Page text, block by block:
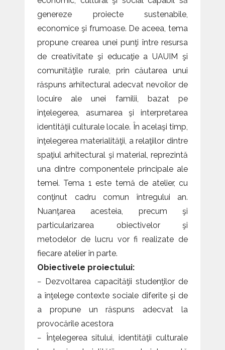
genereze proiecte sustenabile,
economice şi frumoase. De aceea, tema
propune crearea unei punţi între resursa
de creativitate şi educaţie a UAUIM şi
comunităţile rurale, prin căutarea unui
răspuns arhitectural adecvat nevoilor de
locuire ale unei familii, bazat pe
înţelegerea, asumarea şi interpretarea
identităţii culturale locale. În acelaşi timp,
înţelegerea materialităţii, a relaţiilor dintre
spaţiul arhitectural şi material, reprezintă
una dintre componentele principale ale
temei. Tema 1 este temă de atelier, cu
conţinut cadru comun întregului an.
Nuanţarea acesteia, precum şi
particularizarea obiectivelor şi
metodelor de lucru vor fi realizate de
fiecare atelier în parte.
Obiectivele proiectului:
− Dezvoltarea capacităţii studenţilor de
a înţelege contexte sociale diferite şi de
a propune un răspuns adecvat la
provocările acestora
− Înţelegerea sitului, identităţii culturale